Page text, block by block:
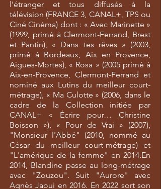
l’étranger et tous diffusés à la
télévision (FRANCE 3, CANAL+, TPS ou
Ciné Cinéma) dont : « Avec Marinette »
(1999, primé à Clermont-Ferrand, Brest
et Pantin), « Dans tes rêves » (2003,
primé à Bordeaux, Aix en Provence,
Aigues-Mortes), « Rosa » (2005 primé à
Aix-en-Provence, Clermont-Ferrand et
nominé aux Lutins du meilleur court-
métrage), « Ma Culotte » (2006, dans le
cadre de la Collection initiée par
CANAL+ « Écrire pour… Christine
Boisson »), « Pour de Vrai » (2007),
"Monsieur l'Abbé" (2010, nommé au
César du meilleur court-métrage) et
"L'amérique de la femme" en 2014.En
2014, Blandine passe au long-métrage
avec "Zouzou". Suit "Aurore" avec
Agnès Jaoui en 2016. En 2022 sort son